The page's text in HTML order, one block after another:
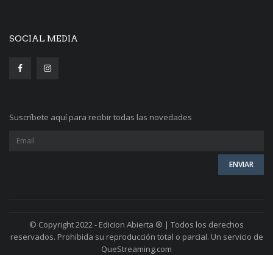
SOCIAL MEDIA
Suscríbete aquí para recibir todas las novedades
© Copyright 2022 - Edicion Abierta ® | Todos los derechos
reservados. Prohibida su reproducción total o parcial. Un servicio de
QueStreaming.com